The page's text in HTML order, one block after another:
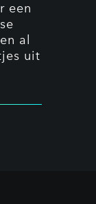
een
al
uit